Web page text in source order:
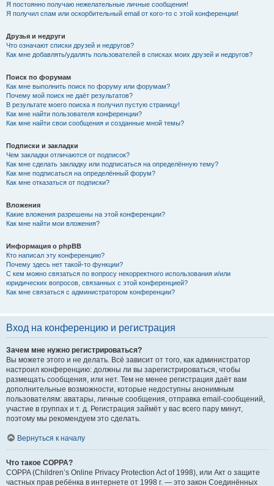
Я постоянно получаю нежелательные личные сообщения!
Я получил спам или оскорбительный email от кого-то с этой конференции!
Друзья и недруги
Что означают списки друзей и недругов?
Как мне добавлять/удалять пользователей в списках моих друзей и недругов?
Поиск по форумам
Как мне выполнить поиск по форуму или форумам?
Почему мой поиск не даёт результатов?
В результате моего поиска я получил пустую страницу!
Как мне найти пользователя конференции?
Как мне найти свои сообщения и созданные мной темы?
Подписки и закладки
Чем закладки отличаются от подписок?
Как мне сделать закладку или подписаться на определённую тему?
Как мне подписаться на определённый форум?
Как мне отказаться от подписки?
Вложения
Какие вложения разрешены на этой конференции?
Как мне найти мои вложения?
Информация о phpBB
Кто написал эту конференцию?
Почему здесь нет такой-то функции?
С кем можно связаться по вопросу некорректного использования и/или
юридических вопросов, связанных с этой конференцией?
Как мне связаться с администратором конференции?
Вход на конференцию и регистрация
Зачем мне нужно регистрироваться?
Вы можете этого и не делать. Всё зависит от того, как администратор
настроил конференцию: должны ли вы зарегистрироваться, чтобы
размещать сообщения, или нет. Тем не менее регистрация даёт вам
дополнительные возможности, которые недоступны анонимным
пользователям: аватары, личные сообщения, отправка email-сообщений,
участие в группах и т. д. Регистрация займёт у вас всего пару минут,
поэтому мы рекомендуем это сделать.
Вернуться к началу
Что такое COPPA?
COPPA (Children’s Online Privacy Protection Act of 1998), или Акт о защите
частных прав ребёнка в интернете от 1998 г. — это закон Соединённых